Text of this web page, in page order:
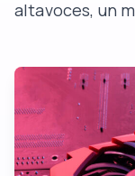
altavoces, un